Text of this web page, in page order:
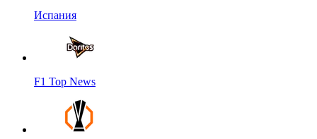
Испания
F1 Top News